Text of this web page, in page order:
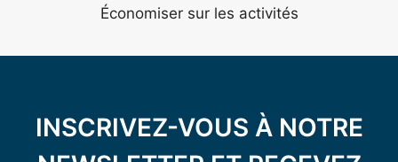
Économiser sur les activités
INSCRIVEZ-VOUS À NOTRE